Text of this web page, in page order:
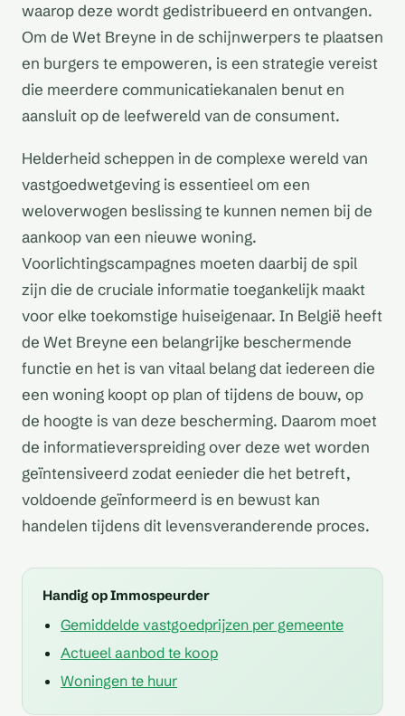
waarop deze wordt gedistribueerd en ontvangen.
Om de Wet Breyne in de schijnwerpers te plaatsen
en burgers te empoweren, is een strategie vereist
die meerdere communicatiekanalen benut en
aansluit op de leefwereld van de consument.
Helderheid scheppen in de complexe wereld van
vastgoedwetgeving is essentieel om een
weloverwogen beslissing te kunnen nemen bij de
aankoop van een nieuwe woning.
Voorlichtingscampagnes moeten daarbij de spil
zijn die de cruciale informatie toegankelijk maakt
voor elke toekomstige huiseigenaar. In België heeft
de Wet Breyne een belangrijke beschermende
functie en het is van vitaal belang dat iedereen die
een woning koopt op plan of tijdens de bouw, op
de hoogte is van deze bescherming. Daarom moet
de informatieverspreiding over deze wet worden
geïntensiveerd zodat eenieder die het betreft,
voldoende geïnformeerd is en bewust kan
handelen tijdens dit levensveranderende proces.
Handig op Immospeurder
Gemiddelde vastgoedprijzen per gemeente
Actueel aanbod te koop
Woningen te huur